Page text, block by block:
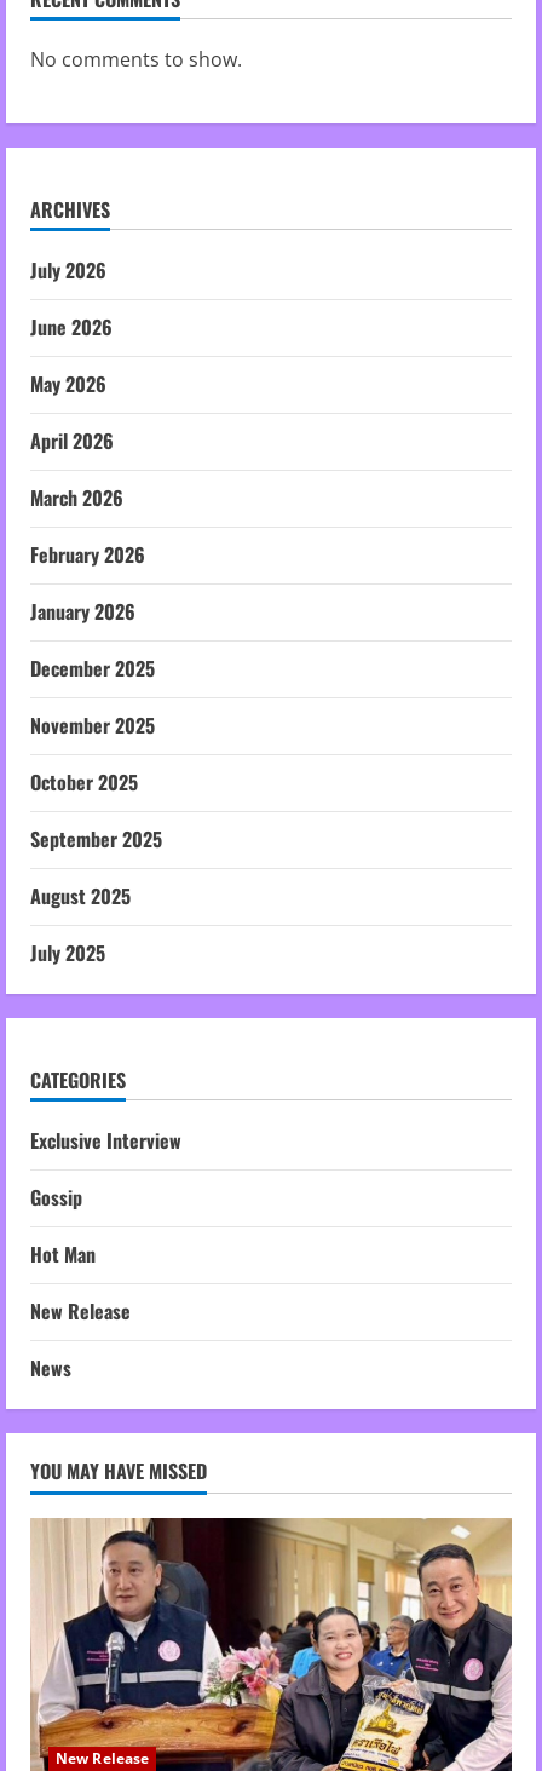
No comments to show.
ARCHIVES
July 2026
June 2026
May 2026
April 2026
March 2026
February 2026
January 2026
December 2025
November 2025
October 2025
September 2025
August 2025
July 2025
CATEGORIES
Exclusive Interview
Gossip
Hot Man
New Release
News
YOU MAY HAVE MISSED
New Release